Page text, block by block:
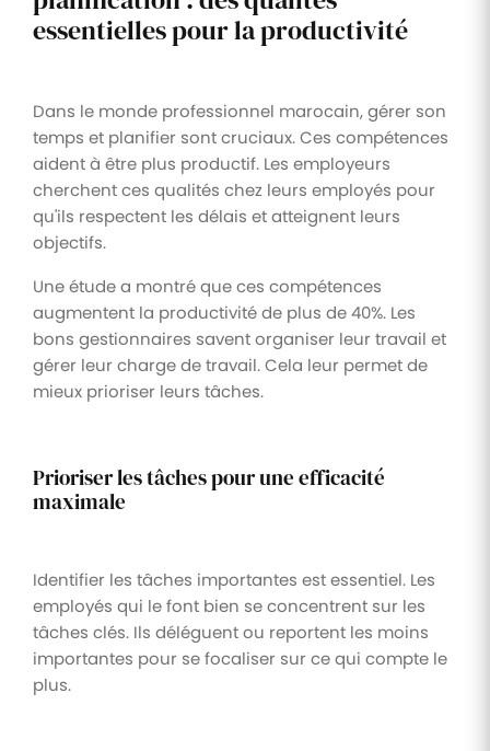
essentielles pour la productivité
Dans le monde professionnel marocain, gérer son
temps et planifier sont cruciaux. Ces compétences
aident à être plus productif. Les employeurs
cherchent ces qualités chez leurs employés pour
qu'ils respectent les délais et atteignent leurs
objectifs.
Une étude a montré que ces compétences
augmentent la productivité de plus de 40%. Les
bons gestionnaires savent organiser leur travail et
gérer leur charge de travail. Cela leur permet de
mieux prioriser leurs tâches.
Prioriser les tâches pour une efficacité
maximale
Identifier les tâches importantes est essentiel. Les
employés qui le font bien se concentrent sur les
tâches clés. Ils déléguent ou reportent les moins
importantes pour se focaliser sur ce qui compte le
plus.